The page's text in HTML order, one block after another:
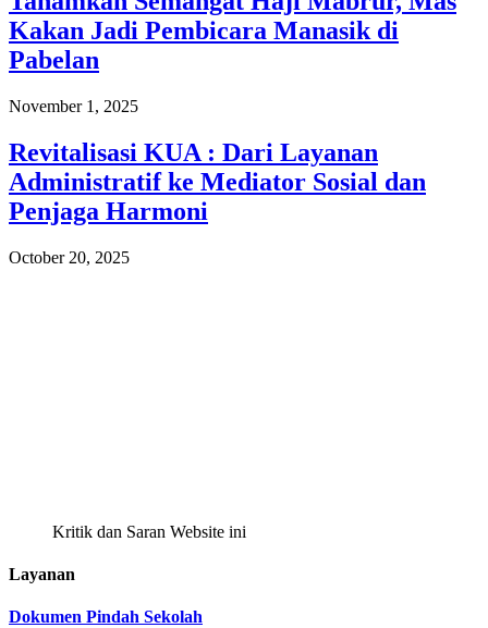
Kakan Jadi Pembicara Manasik di
Pabelan
November 1, 2025
Revitalisasi KUA : Dari Layanan
Administratif ke Mediator Sosial dan
Penjaga Harmoni
October 20, 2025
Kritik dan Saran Website ini
Layanan
Dokumen Pindah Sekolah